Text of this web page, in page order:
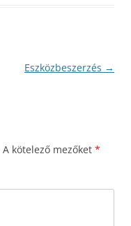
Eszközbeszerzés →
A kötelező mezőket *